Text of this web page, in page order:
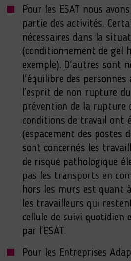
Pour les ESAT nous
partie des activités.
nécessaires dans la
(conditionnement de gel
exemple). D'autres sont
l'équilibre des personnes
l’esprit de non rupture
prévention de la rupture
conditions de travail ont
(espacement des postes
sont concernés les
de risque pathologique
pas les transports en
hors les murs est quant
les travailleurs qui
cellule de suivi quotidien
par l’ESAT.
Pour les Entreprises